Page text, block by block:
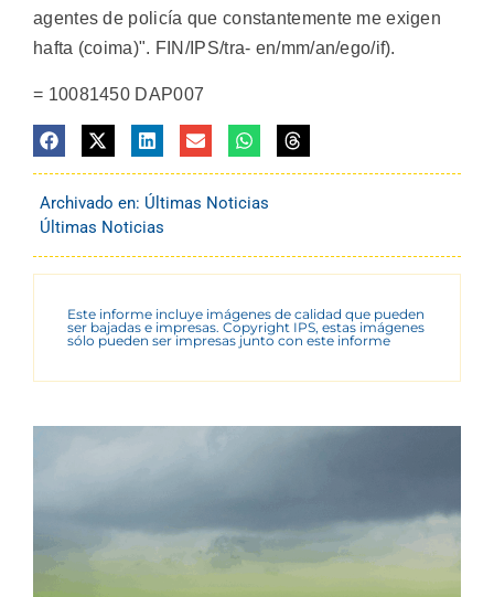
agentes de policía que constantemente me exigen
hafta (coima)". FIN/IPS/tra- en/mm/an/ego/if).
= 10081450 DAP007
Archivado en: Últimas Noticias
Últimas Noticias
Este informe incluye imágenes de calidad que pueden
ser bajadas e impresas. Copyright IPS, estas imágenes
sólo pueden ser impresas junto con este informe